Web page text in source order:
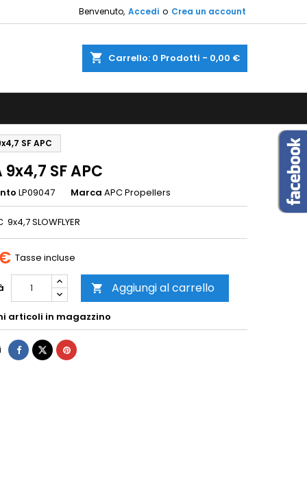
Benvenuto, Accedi o Crea un account
shopping_cart Carrello: 0 Prodotti - 0,00 €
SF APC
9x4,7 SF APC
LP09047 Marca APC Propellers
9x4,7 SLOWFLYER
Tasse incluse
 Aggiungi al carrello
articoli in magazzino